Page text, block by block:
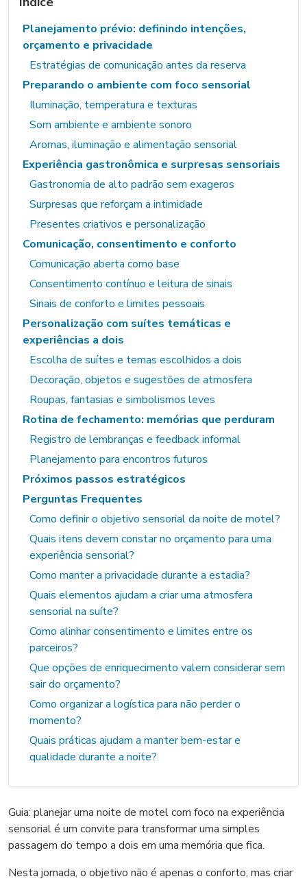
Planejamento prévio: definindo intenções,
orçamento e privacidade
Estratégias de comunicação antes da reserva
Preparando o ambiente com foco sensorial
Iluminação, temperatura e texturas
Som ambiente e ambiente sonoro
Aromas, iluminação e alimentação sensorial
Experiência gastronômica e surpresas sensoriais
Gastronomia de alto padrão sem exageros
Surpresas que reforçam a intimidade
Presentes criativos e personalização
Comunicação, consentimento e conforto
Comunicação aberta como base
Consentimento contínuo e leitura de sinais
Sinais de conforto e limites pessoais
Personalização com suítes temáticas e
experiências a dois
Escolha de suítes e temas escolhidos a dois
Decoração, objetos e sugestões de atmosfera
Roupas, fantasias e simbolismos leves
Rotina de fechamento: memórias que perduram
Registro de lembranças e feedback informal
Planejamento para encontros futuros
Próximos passos estratégicos
Perguntas Frequentes
Como definir o objetivo sensorial da noite de motel?
Quais itens devem constar no orçamento para uma
experiência sensorial?
Como manter a privacidade durante a estadia?
Quais elementos ajudam a criar uma atmosfera
sensorial na suíte?
Como alinhar consentimento e limites entre os
parceiros?
Que opções de enriquecimento valem considerar sem
sair do orçamento?
Como organizar a logística para não perder o
momento?
Quais práticas ajudam a manter bem-estar e
qualidade durante a noite?
Guia: planejar uma noite de motel com foco na experiência
sensorial é um convite para transformar uma simples
passagem do tempo a dois em uma memória que fica.
Nesta jornada, o objetivo não é apenas o conforto, mas criar